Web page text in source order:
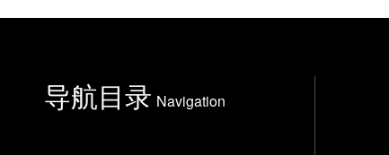
导航目录 Navigation